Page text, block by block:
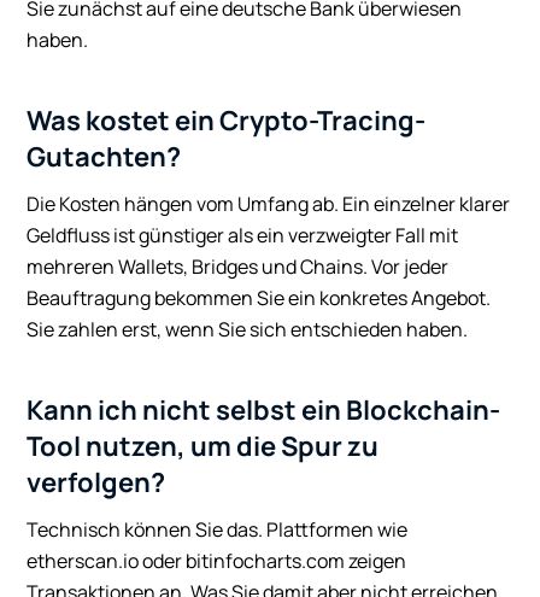
Sie zunächst auf eine deutsche Bank überwiesen
haben.
Was kostet ein Crypto-Tracing-
Gutachten?
Die Kosten hängen vom Umfang ab. Ein einzelner klarer
Geldfluss ist günstiger als ein verzweigter Fall mit
mehreren Wallets, Bridges und Chains. Vor jeder
Beauftragung bekommen Sie ein konkretes Angebot.
Sie zahlen erst, wenn Sie sich entschieden haben.
Kann ich nicht selbst ein Blockchain-
Tool nutzen, um die Spur zu
verfolgen?
Technisch können Sie das. Plattformen wie
etherscan.io oder bitinfocharts.com zeigen